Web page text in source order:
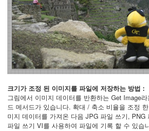
크기가 조정 된 이미지를 파일에 저장하는 방법 :
그림에서 이미지 데이터를 반환하는 Get Image
드 메서드가 있습니다. 확대 / 축소 비율을 조정
미지 데이터를 가져온 다음 JPG 파일 쓰기, PNG
파일 쓰기 VI를 사용하여 파일에 기록 할 수 있습